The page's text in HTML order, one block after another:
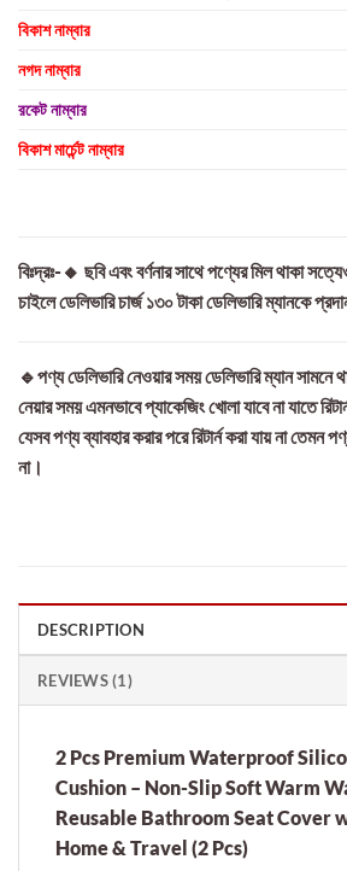
বিকাশ নাম্বার
নগদ নাম্বার
রকেট নাম্বার
বিকাশ মার্চেন্ট নাম্বার
বিঃদ্রঃ-🔸 ছবি এবং বর্ণনার সাথে পণ্যের মিল থাকা
চাইলে ডেলিভারি চার্জ ১৩০ টাকা ডেলিভারি ম্যানকে
🔹পণ্য ডেলিভারি নেওয়ার সময় ডেলিভারি ম্যান সামনে
নেয়ার সময় এমনভাবে প্যাকেজিং খোলা যাবে না যাতে
যেসব পণ্য ব্যাবহার করার পরে রিটার্ন করা যায় না তেমন
না।
DESCRIPTION
REVIEWS (1)
2 Pcs Premium Waterproof
Cushion – Non-Slip Soft Warm
Reusable Bathroom Seat Cover
Home & Travel (2 Pcs)